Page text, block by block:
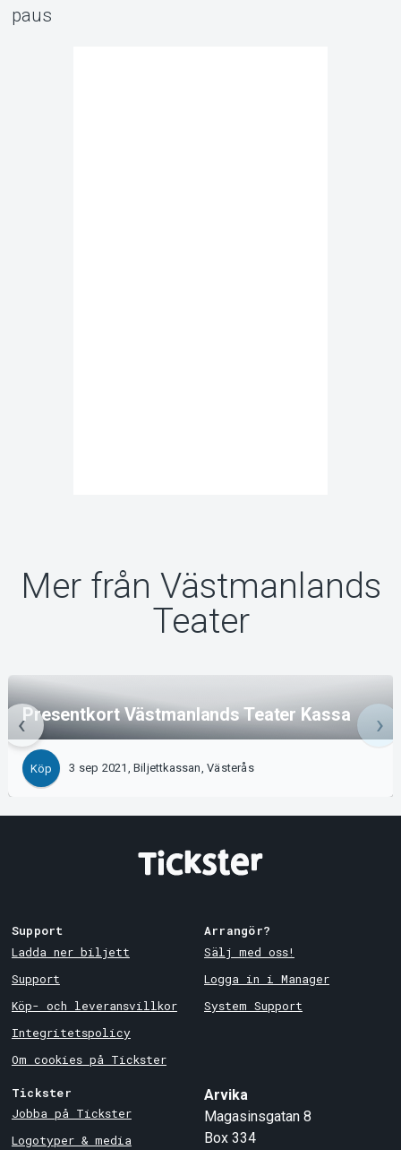
paus
Mer från Västmanlands
Teater
Presentkort Västmanlands Teater Kassa
Köp 3 sep 2021, Biljettkassan, Västerås
Support
Ladda ner biljett
Support
Köp- och leveransvillkor
Integritetspolicy
Om cookies på Tickster
Arrangör?
Sälj med oss!
Logga in i Manager
System Support
Tickster
Jobba på Tickster
Logotyper & media
Arvika
Magasinsgatan 8
Box 334